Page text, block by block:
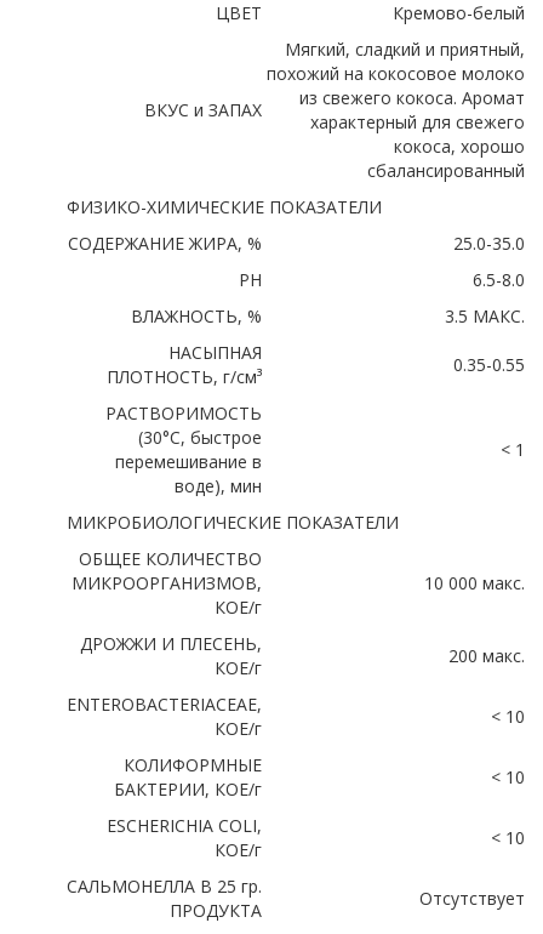
ЦВЕТ
Кремово-белый
ВКУС и ЗАПАХ
Мягкий, сладкий и приятный,
похожий на кокосовое молоко
из свежего кокоса. Аромат
характерный для свежего
кокоса, хорошо
сбалансированный
ФИЗИКО-ХИМИЧЕСКИЕ ПОКАЗАТЕЛИ
СОДЕРЖАНИЕ ЖИРА, %
25.0-35.0
РН
6.5-8.0
ВЛАЖНОСТЬ, %
3.5 МАКС.
НАСЫПНАЯ
ПЛОТНОСТЬ, г/см³
0.35-0.55
РАСТВОРИМОСТЬ
(30°C, быстрое
перемешивание в
воде), мин
< 1
МИКРОБИОЛОГИЧЕСКИЕ ПОКАЗАТЕЛИ
ОБЩЕЕ КОЛИЧЕСТВО
МИКРООРГАНИЗМОВ,
КОЕ/г
10 000 макс.
ДРОЖЖИ И ПЛЕСЕНЬ,
КОЕ/г
200 макс.
ENTEROBACTERIACEAE,
КОЕ/г
< 10
КОЛИФОРМНЫЕ
БАКТЕРИИ, КОЕ/г
< 10
ESCHERICHIA COLI,
КОЕ/г
< 10
САЛЬМОНЕЛЛА В 25 гр.
ПРОДУКТА
Отсутствует